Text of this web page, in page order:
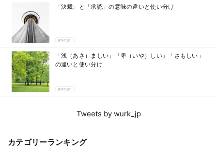
「決裁」と「承認」の意味の違いと使い分け
意味の違い
「浅（あさ）ましい」「卑（いや）しい」「さもしい」
の違いと使い分け
意味の違い
Tweets by wurk_jp
カテゴリーランキング